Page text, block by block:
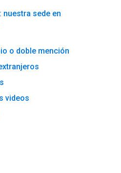
nuestra sede en
o doble mención
videos